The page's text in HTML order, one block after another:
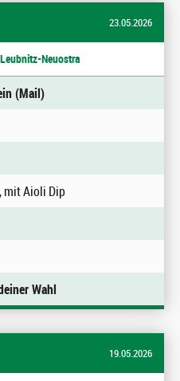
23.05.2026
Neuostra
(Mail)
, mit Aioli Dip
Wahl
19.05.2026